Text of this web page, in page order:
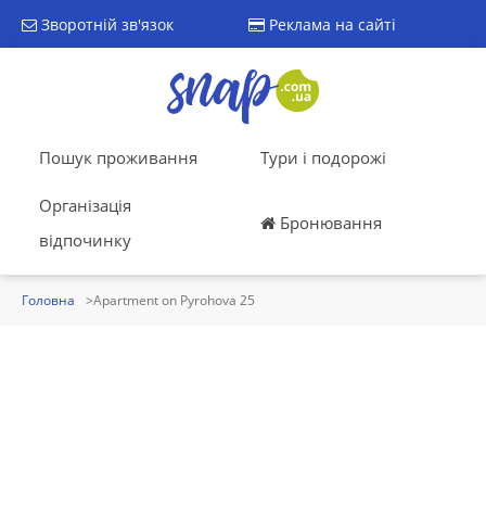
Зворотній зв'язок Реклама на сайті
Пошук проживання Тури і подорожі
Організація
відпочинку
Бронювання
Головна Apartment on Pyrohova 25